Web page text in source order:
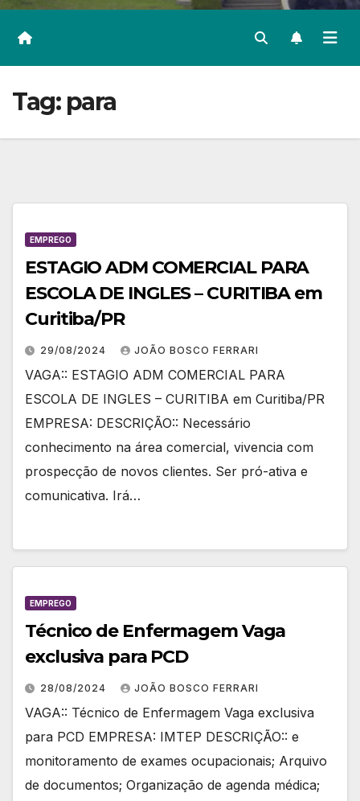
Tag: para
EMPREGO
ESTAGIO ADM COMERCIAL PARA
ESCOLA DE INGLES – CURITIBA em
Curitiba/PR
29/08/2024 JOÃO BOSCO FERRARI
VAGA:: ESTAGIO ADM COMERCIAL PARA
ESCOLA DE INGLES – CURITIBA em Curitiba/PR
EMPRESA: DESCRIÇÃO:: Necessário
conhecimento na área comercial, vivencia com
prospecção de novos clientes. Ser pró-ativa e
comunicativa. Irá…
EMPREGO
Técnico de Enfermagem Vaga
exclusiva para PCD
28/08/2024 JOÃO BOSCO FERRARI
VAGA:: Técnico de Enfermagem Vaga exclusiva
para PCD EMPRESA: IMTEP DESCRIÇÃO:: e
monitoramento de exames ocupacionais; Arquivo
de documentos; Organização de agenda médica;